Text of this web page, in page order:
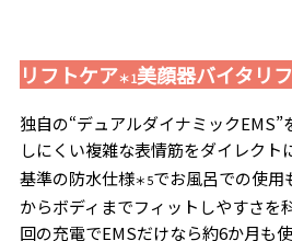
リフトケア＊1美顔器バイタリ
独自の“デュアルダイナミック
しにくい複雑な表情筋をダイレクト
基準の防水仕様＊5でお風呂での使用
からボディまでフィットしやすさを
回の充電でEMSだけなら約6か月も